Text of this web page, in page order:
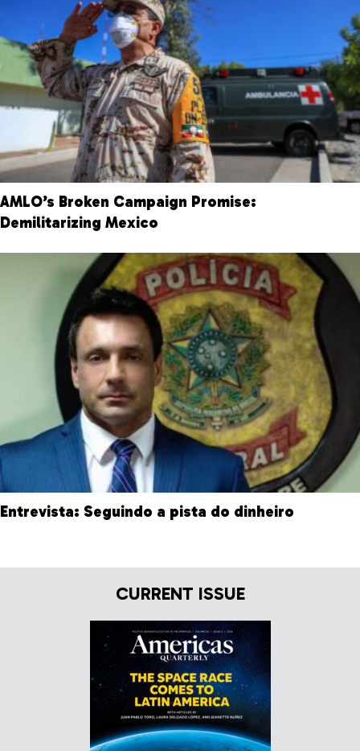
AMLO’s Broken Campaign Promise:
Demilitarizing Mexico
Entrevista: Seguindo a pista do dinheiro
CURRENT ISSUE